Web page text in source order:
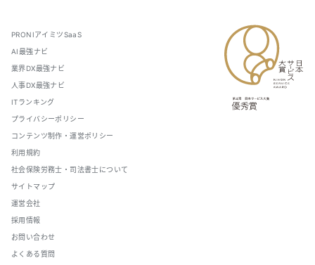
PRONIアイミツSaaS
AI最強ナビ
業界DX最強ナビ
人事DX最強ナビ
ITランキング
プライバシーポリシー
コンテンツ制作・運営ポリシー
利用規約
社会保険労務士・司法書士について
サイトマップ
運営会社
採用情報
お問い合わせ
よくある質問